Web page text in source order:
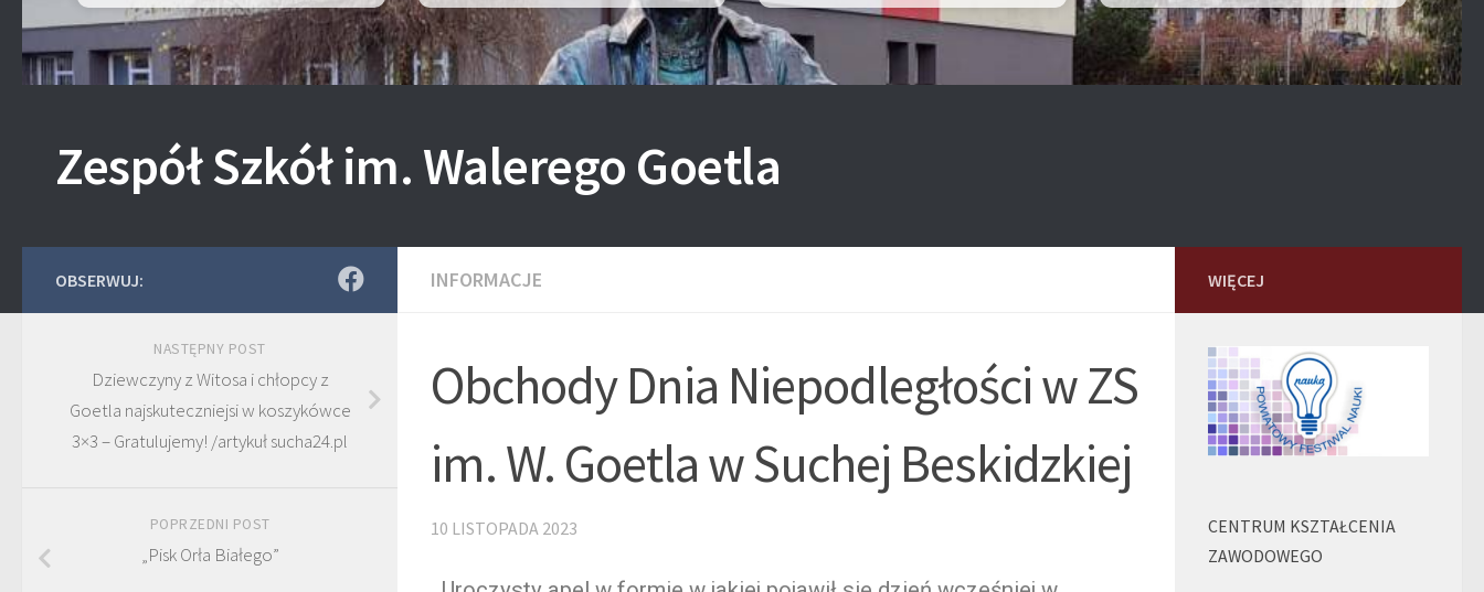
Zespół Szkół im. Walerego Goetla
INFORMACJE
Obchody Dnia Niepodległości w ZS
im. W. Goetla w Suchej Beskidzkiej
10 LISTOPADA 2023
OBSERWUJ:
NASTĘPNY POST
Dziewczyny z Witosa i chłopcy z
Goetla najskuteczniejsi w koszykówce
3×3 – Gratulujemy! /artykuł sucha24.pl
POPRZEDNI POST
„Pisk Orła Białego”
WIĘCEJ
CENTRUM KSZTAŁCENIA
ZAWODOWEGO